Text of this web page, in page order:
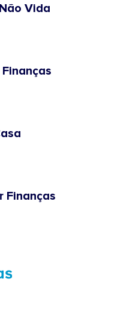
Vida
Finanças
Finanças